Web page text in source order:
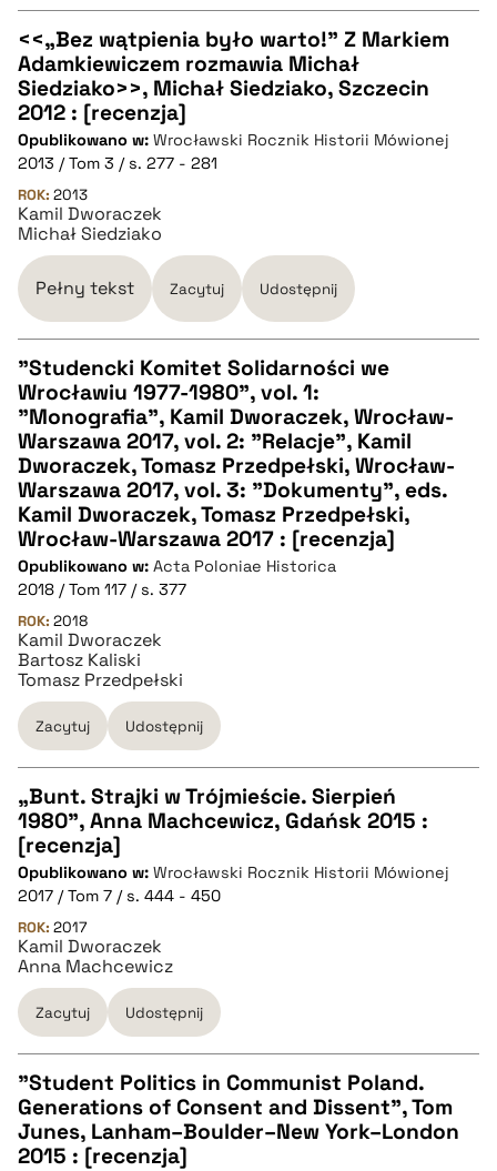
pobierz cytat
CZYSTY TEKST
pobierz cytat
BIBTEX
pobierz cytat
<<„Bez wątpienia było warto!” Z Markiem
Adamkiewiczem rozmawia Michał
Siedziako>>, Michał Siedziako, Szczecin
2012 : [recenzja]
Opublikowano w: Wrocławski Rocznik Historii Mówionej
2013 / Tom 3 / s. 277 - 281
ROK: 2013
Kamil Dworaczek
Michał Siedziako
Pełny tekst Zacytuj Udostępnij
CZYSTY TEKST
pobierz cytat
BIBTEX
"Studencki Komitet Solidarności we
Wrocławiu 1977-1980", vol. 1:
"Monografia", Kamil Dworaczek, Wrocław-
Warszawa 2017, vol. 2: "Relacje", Kamil
Dworaczek, Tomasz Przedpełski, Wrocław-
Warszawa 2017, vol. 3: "Dokumenty", eds.
Kamil Dworaczek, Tomasz Przedpełski,
Wrocław-Warszawa 2017 : [recenzja]
Opublikowano w: Acta Poloniae Historica
2018 / Tom 117 / s. 377
ROK: 2018
Kamil Dworaczek
Bartosz Kaliski
Tomasz Przedpełski
Zacytuj Udostępnij
CZYSTY TEKST
pobierz cytat
BIBTEX
pobierz cytat
„Bunt. Strajki w Trójmieście. Sierpień
1980”, Anna Machcewicz, Gdańsk 2015 :
[recenzja]
Opublikowano w: Wrocławski Rocznik Historii Mówionej
2017 / Tom 7 / s. 444 - 450
ROK: 2017
Kamil Dworaczek
Anna Machcewicz
Zacytuj Udostępnij
CZYSTY TEKST
"Student Politics in Communist Poland.
Generations of Consent and Dissent", Tom
Junes, Lanham–Boulder–New York–London
2015 : [recenzja]